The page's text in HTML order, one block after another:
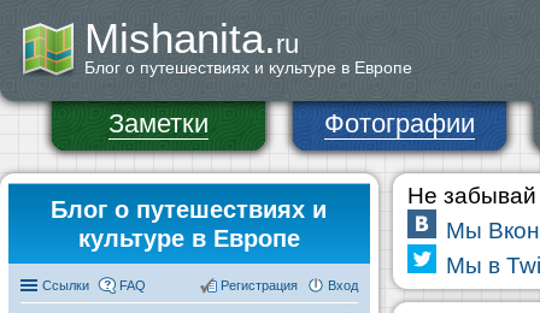
Mishanita.ru
Блог о путешествиях и культуре в Европе
Заметки Фотографии
Блог о путешествиях и
культуре в Европе
Ссылки FAQ Вход
Регистрация
Не забывай
Мы
Мы в